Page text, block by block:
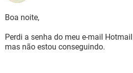
GUIA DE COMPRAS
INSTAGRAM
CELULAR
OUTLOOK
INSTAGRAM
OUTLOOK
Boa noite,
Perdi a senha do meu e-mail
mas não estou conseguindo.